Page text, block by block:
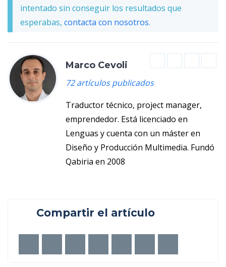
intentado sin conseguir los resultados que
esperabas, contacta con nosotros.
Marco Cevoli
72 artículos publicados
Traductor técnico, project manager,
emprendedor. Está licenciado en
Lenguas y cuenta con un máster en
Diseño y Producción Multimedia. Fundó
Qabiria en 2008
Compartir el artículo